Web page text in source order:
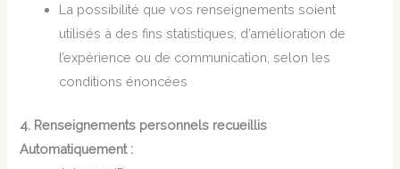
La possibilité que vos renseignements soient
utilisés à des fins statistiques, d’amélioration de
l’expérience ou de communication, selon les
conditions énoncées
4. Renseignements personnels recueillis
Automatiquement :